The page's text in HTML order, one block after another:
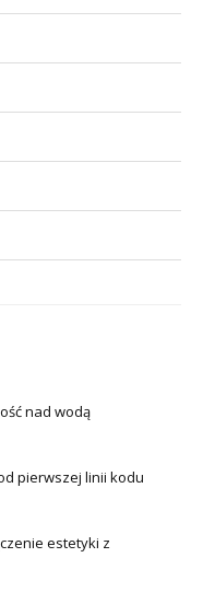
nad wodą
pierwszej linii kodu
estetyki z